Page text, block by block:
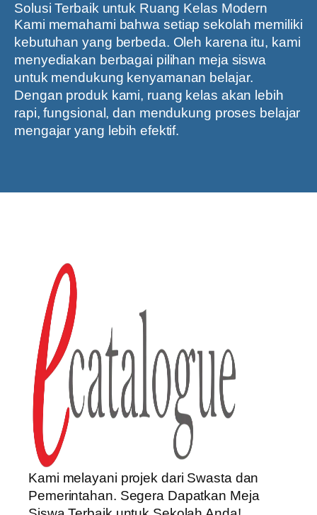
Solusi Terbaik untuk Ruang Kelas Modern
Kami memahami bahwa setiap sekolah memiliki
kebutuhan yang berbeda. Oleh karena itu, kami
menyediakan berbagai pilihan meja siswa
untuk mendukung kenyamanan belajar.
Dengan produk kami, ruang kelas akan lebih
rapi, fungsional, dan mendukung proses belajar
mengajar yang lebih efektif.
Kami melayani projek dari Swasta dan
Pemerintahan. Segera Dapatkan Meja